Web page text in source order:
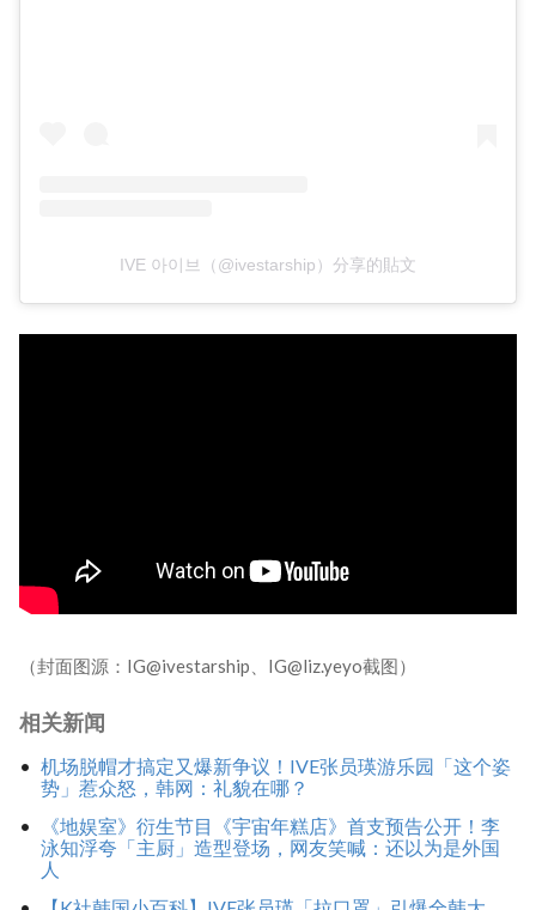
IVE 아이브（@ivestarship）分享的貼文
（封面图源：IG@ivestarship、IG@liz.yeyo截图）
相关新闻
机场脱帽才搞定又爆新争议！IVE张员瑛游乐园「这个姿
势」惹众怒，韩网：礼貌在哪？
《地娱室》衍生节目《宇宙年糕店》首支预告公开！李
泳知浮夸「主厨」造型登场，网友笑喊：还以为是外国
人